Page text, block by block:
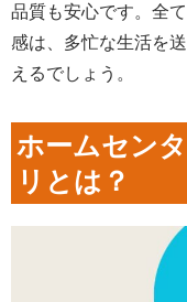
品質も安心です。全
感は、多忙な生活を
えるでしょう。
ホームセン
リとは？